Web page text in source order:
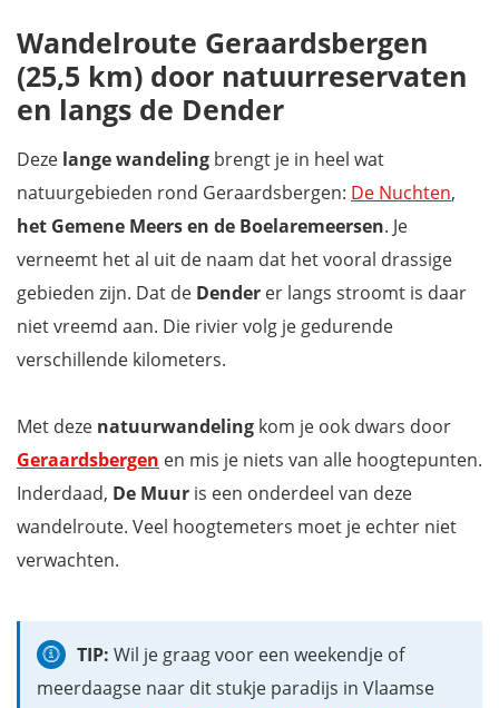
Wandelroute Geraardsbergen
(25,5 km) door natuurreservaten
en langs de Dender
Deze lange wandeling brengt je in heel wat
natuurgebieden rond Geraardsbergen: De Nuchten,
het Gemene Meers en de Boelaremeersen. Je
verneemt het al uit de naam dat het vooral drassige
gebieden zijn. Dat de Dender er langs stroomt is daar
niet vreemd aan. Die rivier volg je gedurende
verschillende kilometers.
Met deze natuurwandeling kom je ook dwars door
Geraardsbergen en mis je niets van alle hoogtepunten.
Inderdaad, De Muur is een onderdeel van deze
wandelroute. Veel hoogtemeters moet je echter niet
verwachten.
TIP: Wil je graag voor een weekendje of
meerdaagse naar dit stukje paradijs in Vlaamse